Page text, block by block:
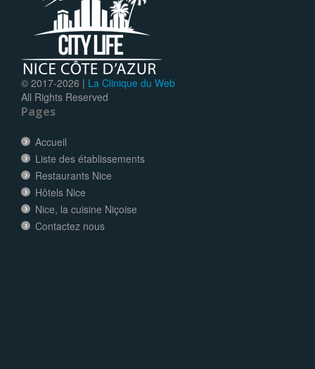
© 2017-2026 | La Clinique du Web
All Rights Reserved
Pages
Accueil
Liste des établissements
Restaurants Nice
Hôtels Nice
Nice, la cuisine Niçoise
Contactez nous